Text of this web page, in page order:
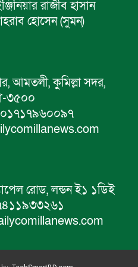
রাজীব হাসান
হোসেন (সুমন)
আমতলী, কুমিল্লা সদর,
৩৫০০
রোড, লন্ডন ই১ ১ডিই